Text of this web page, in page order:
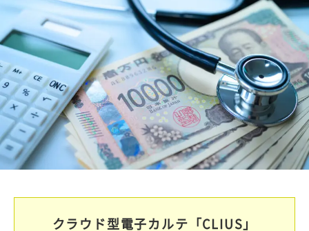
集患のコツ セミナー
クラウド型電子カルテ「CLIUS」